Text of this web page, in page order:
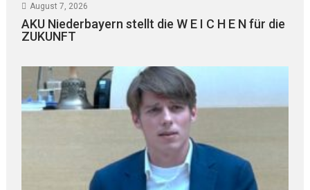
August 7, 2026
AKU Niederbayern stellt die W E I C H E N für die
ZUKUNFT